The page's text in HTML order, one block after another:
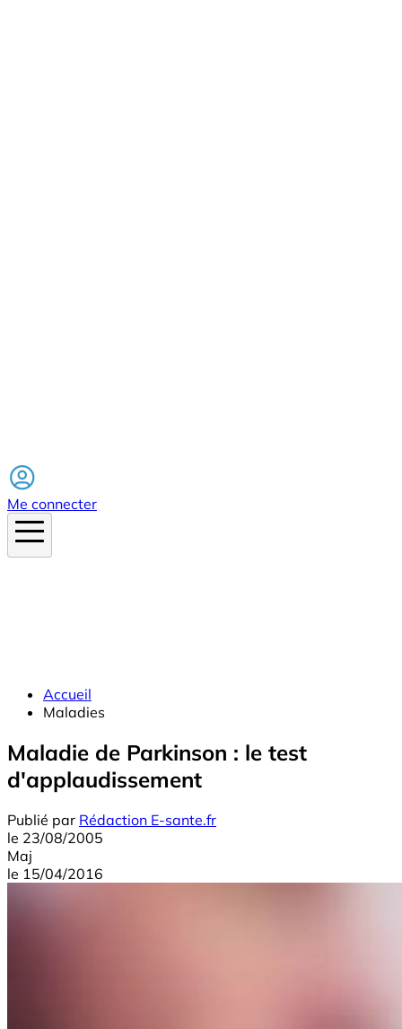
Me connecter
Accueil
Maladies
Maladie de Parkinson : le test
d'applaudissement
Publié par Rédaction E-sante.fr
le 23/08/2005
Maj
le 15/04/2016